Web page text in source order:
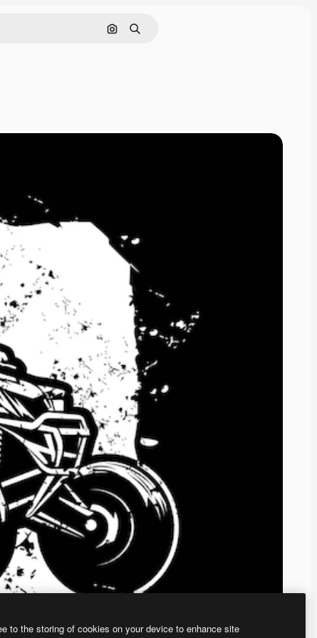
Поиск по изображению
Поиск
to the storing of cookies on your device to enhance site